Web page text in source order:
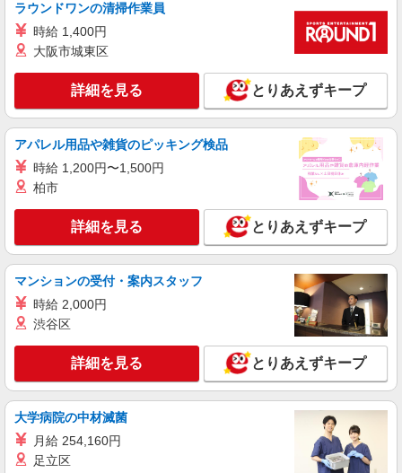
ラウンドワンの清掃作業員
時給 1,400円
大阪市城東区
詳細を見る とりあえずキープ
アパレル用品や雑貨のピッキング検品
時給 1,200円〜1,500円
柏市
詳細を見る とりあえずキープ
マンションの受付・案内スタッフ
時給 2,000円
渋谷区
詳細を見る とりあえずキープ
大学病院の中材滅菌
月給 254,160円
足立区